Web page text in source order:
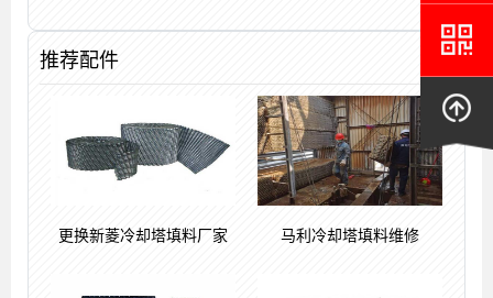
推荐配件
更换新菱冷却塔填料厂家 马利冷却塔填料维修